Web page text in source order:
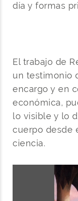
día y formas
El trabajo de
un testimonio
encargo y en
económica,
lo visible y lo
cuerpo desde
ciencia.